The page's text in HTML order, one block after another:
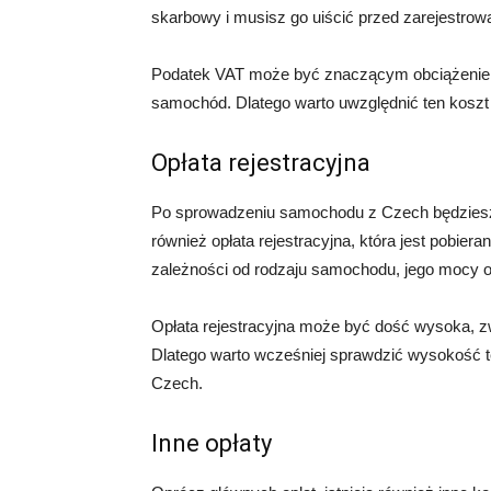
skarbowy i musisz go uiścić przed
Podatek VAT może być znaczącym
samochód. Dlatego warto uwzględnić ten
Opłata rejestracyjna
Po sprowadzeniu samochodu z Czech
również opłata rejestracyjna, która jest
zależności od rodzaju samochodu, jego mocy
Opłata rejestracyjna może być dość wysoka,
Dlatego warto wcześniej sprawdzić wysokość
Czech.
Inne opłaty